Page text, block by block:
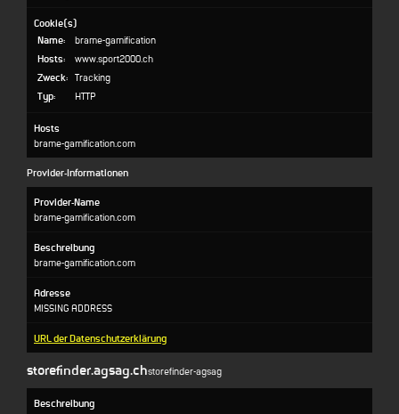
Cookie(s)
Name:
brame-gamification
Hosts:
www.sport2000.ch
Zweck: Tracking
Typ:
HTTP
Hosts
brame-gamification.com
Provider-Informationen
Provider-Name
brame-gamification.com
Beschreibung
brame-gamification.com
Adresse
MISSING ADDRESS
URL der Datenschutzerklärung
storefinder.agsag.chstorefinder-agsag
Beschreibung